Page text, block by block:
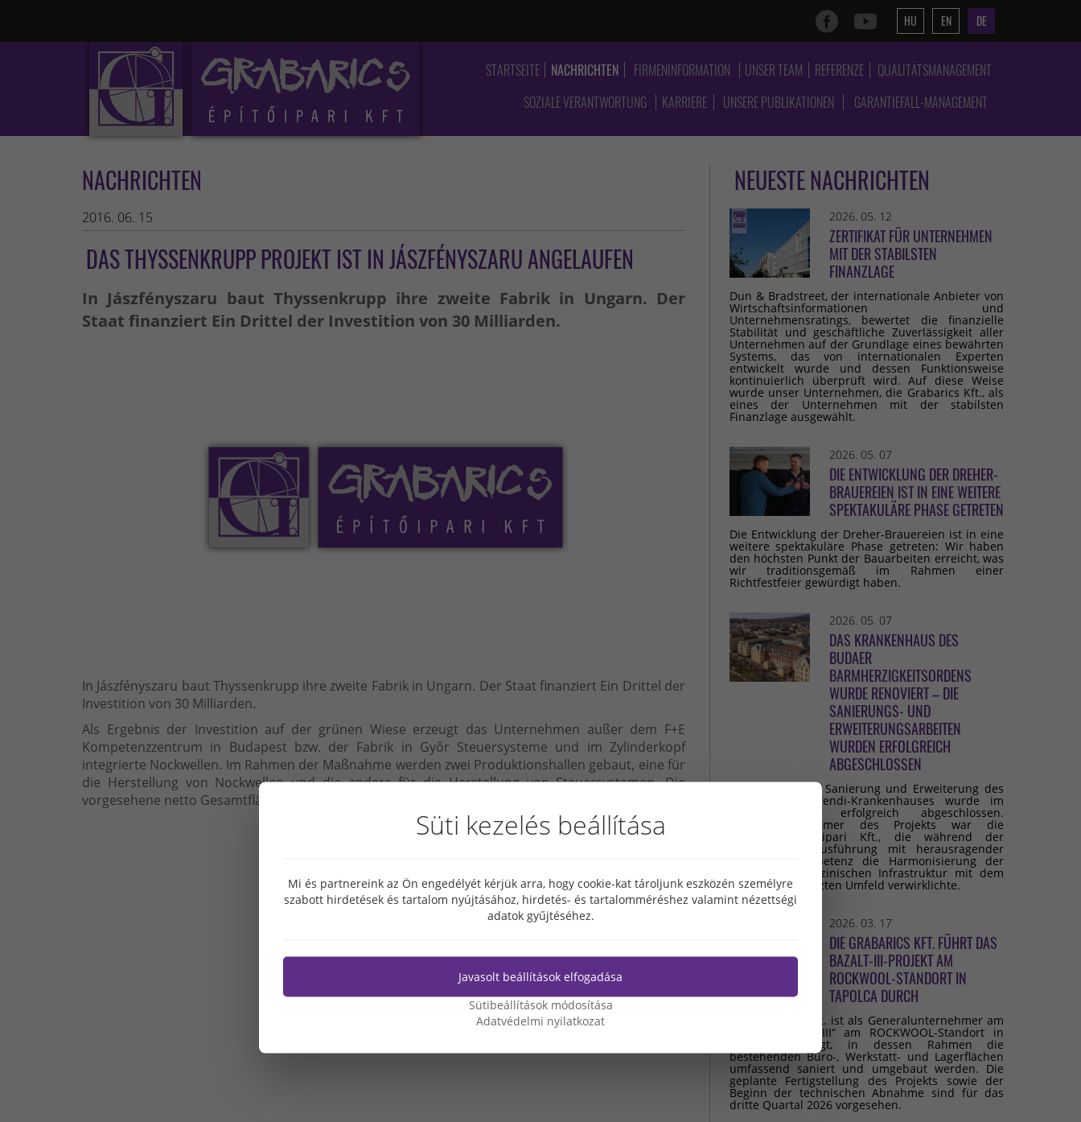
HU EN DE
STARTSEITE NACHRICHTEN FIRMENINFORMATION UNSER TEAM REFERENZE
QUALITÄTSMANAGEMENT
SOZIALE VERANTWORTUNG
KARRIERE UNSERE PUBLIKATIONEN GARANTIEFALL-MANAGEMENT
NACHRICHTEN
2016. 06. 15
DAS THYSSENKRUPP PROJEKT IST IN JÁSZFÉNYSZARU ANGELAUFEN
In Jászfényszaru baut Thyssenkrupp ihre zweite Fabrik in Ungarn. Der
Staat finanziert Ein Drittel der Investition von 30 Milliarden.
In Jászfényszaru baut Thyssenkrupp ihre zweite Fabrik in Ungarn. Der Staat finanziert Ein Drittel der
Investition von 30 Milliarden.
Als Ergebnis der Investition auf der grünen Wiese erzeugt das Unternehmen außer dem F+E
Kompetenzzentrum in Budapest bzw. der Fabrik in Győr Steuersysteme und im Zylinderkopf
integrierte Nockwellen. Im Rahmen der Maßnahme werden zwei Produktionshallen gebaut, eine für
die Herstellung von Nockwellen und die andere für die Herstellung von Steuersystemen. Die
vorgesehene netto Gesamtfläche der ersten Investitionsphase beträgt: ~31.700 m2.
NEUESTE NACHRICHTEN
2026. 05. 12
ZERTIFIKAT FÜR UNTERNEHMEN
MIT DER STABILSTEN
FINANZLAGE
Dun & Bradstreet, der internationale Anbieter von
Wirtschaftsinformationen und
Unternehmensratings, bewertet die finanzielle
Stabilität und geschäftliche Zuverlässigkeit aller
Unternehmen auf der Grundlage eines bewährten
Systems, das von internationalen Experten
entwickelt wurde und dessen Funktionsweise
kontinuierlich überprüft wird. Auf diese Weise
wurde unser Unternehmen, die Grabarics Kft., als
eines der Unternehmen mit der stabilsten
Finanzlage ausgewählt.
2026. 05. 07
DIE ENTWICKLUNG DER DREHER-
BRAUEREIEN IST IN EINE WEITERE
SPEKTAKULÄRE PHASE GETRETEN
Die Entwicklung der Dreher-Brauereien ist in eine
weitere spektakuläre Phase getreten: Wir haben
den höchsten Punkt der Bauarbeiten erreicht, was
wir traditionsgemäß im Rahmen einer
Richtfestfeier gewürdigt haben.
2026. 05. 07
DAS KRANKENHAUS DES
BUDAER
BARMHERZIGKEITSORDENS
WURDE RENOVIERT – DIE
SANIERUNGS- UND
ERWEITERUNGSARBEITEN
WURDEN ERFOLGREICH
ABGESCHLOSSEN
Die umfassende Sanierung und Erweiterung des
Budai Irgalmasrendi-Krankenhauses wurde im
Februar 2026 erfolgreich abgeschlossen.
Generalunternehmer des Projekts war die
Grabarics Építőipari Kft., die während der
gesamten Bauausführung mit herausragender
fachlicher Kompetenz die Harmonisierung der
modernen medizinischen Infrastruktur mit dem
denkmalgeschützten Umfeld verwirklichte.
2026. 03. 17
DIE GRABARICS KFT. FÜHRT DAS
BAZALT-III-PROJEKT AM
ROCKWOOL-STANDORT IN
TAPOLCA DURCH
Die Grabarics Kft. ist als Generalunternehmer am
Projekt „Bazalt III“ am ROCKWOOL-Standort in
Tapolca beteiligt, in dessen Rahmen die
bestehenden Büro-, Werkstatt- und Lagerflächen
umfassend saniert und umgebaut werden. Die
geplante Fertigstellung des Projekts sowie der
Beginn der technischen Abnahme sind für das
dritte Quartal 2026 vorgesehen.
Süti kezelés beállítása
Mi és partnereink az Ön engedélyét kérjük arra, hogy cookie-kat tároljunk eszközén személyre
szabott hirdetések és tartalom nyújtásához, hirdetés- és tartalomméréshez valamint nézettségi
adatok gyűjtéséhez.
Javasolt beállítások elfogadása
Sütibeállítások módosítása
Adatvédelmi nyilatkozat